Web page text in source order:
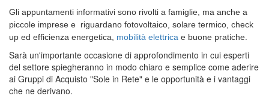
Gli appuntamenti informativi sono rivolti a famiglie, ma anche a
piccole imprese e riguardano fotovoltaico, solare termico, check
up ed efficienza energetica, mobilità elettrica e buone pratiche.
Sarà un'importante occasione di approfondimento in cui esperti
del settore spiegheranno in modo chiaro e semplice come aderire
ai Gruppi di Acquisto "Sole in Rete" e le opportunità e i vantaggi
che ne derivano.